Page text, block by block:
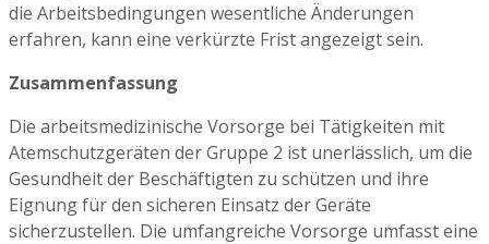
die Arbeitsbedingungen wesentliche Änderungen
erfahren, kann eine verkürzte Frist angezeigt sein.
Zusammenfassung
Die arbeitsmedizinische Vorsorge bei Tätigkeiten mit
Atemschutzgeräten der Gruppe 2 ist unerlässlich, um die
Gesundheit der Beschäftigten zu schützen und ihre
Eignung für den sicheren Einsatz der Geräte
sicherzustellen. Die umfangreiche Vorsorge umfasst eine